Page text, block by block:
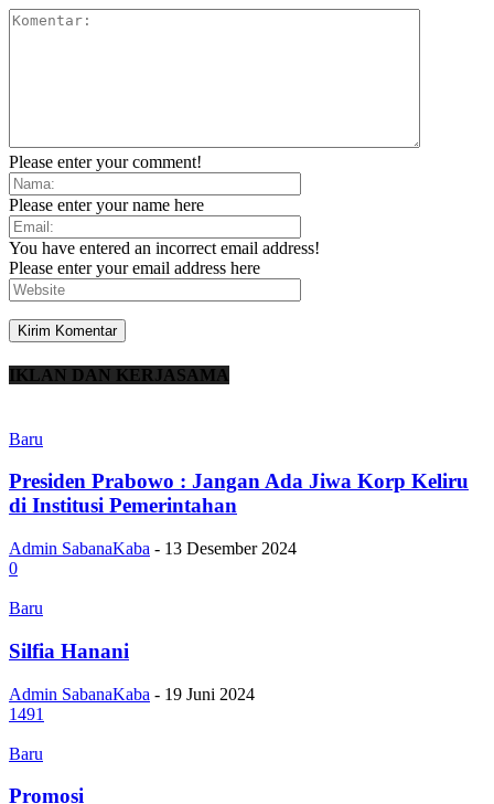
Please enter your comment!
Please enter your name here
You have entered an incorrect email address!
Please enter your email address here
IKLAN DAN KERJASAMA
Baru
Presiden Prabowo : Jangan Ada Jiwa Korp Keliru
di Institusi Pemerintahan
Admin SabanaKaba - 13 Desember 2024
0
Baru
Silfia Hanani
Admin SabanaKaba - 19 Juni 2024
1491
Baru
Promosi